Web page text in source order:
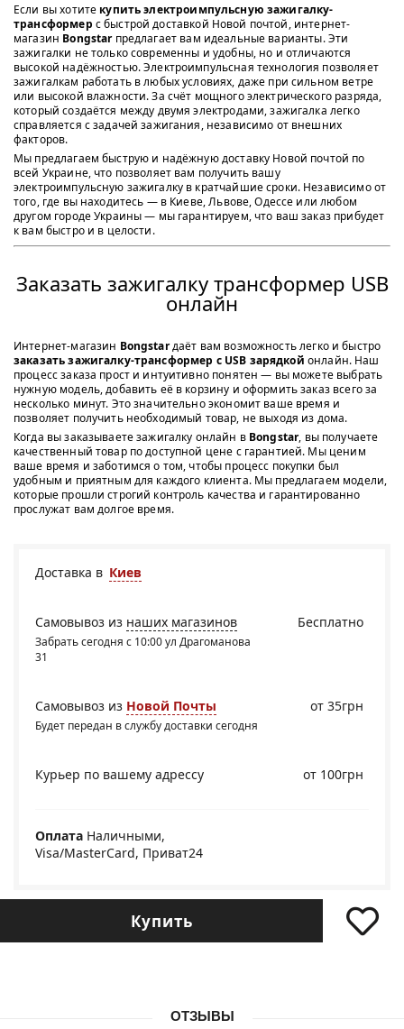
Если вы хотите купить электроимпульсную зажигалку-
трансформер с быстрой доставкой Новой почтой, интернет-
магазин Bongstarпредлагает вам идеальные варианты. Эти
зажигалки не только современны и удобны, но и отличаются
высокой надёжностью. Электроимпульсная технология позволяет
зажигалкам работать в любых условиях, даже при сильном ветре
или высокой влажности. За счёт мощного электрического разряда,
который создаётся между двумя электродами, зажигалка легко
справляется с задачей зажигания, независимо от внешних
факторов.
Мы предлагаем быструю и надёжную доставку Новой почтой по
всей Украине, что позволяет вам получить вашу
электроимпульсную зажигалку в кратчайшие сроки. Независимо от
того, где вы находитесь — в Киеве, Львове, Одессе или любом
другом городе Украины — мы гарантируем, что ваш заказ прибудет
к вам быстро и в целости.
Заказать зажигалку трансформер USB
онлайн
Интернет-магазин Bongstarдаёт вам возможность легко и быстро
заказать зажигалку-трансформер с USB зарядкой онлайн. Наш
процесс заказа прост и интуитивно понятен — вы можете выбрать
нужную модель, добавить её в корзину и оформить заказ всего за
несколько минут. Это значительно экономит ваше время и
позволяет получить необходимый товар, не выходя из дома.
Когда вы заказываете зажигалку онлайн в Bongstar, вы получаете
качественный товар по доступной цене с гарантией. Мы ценим
ваше время и заботимся о том, чтобы процесс покупки был
удобным и приятным для каждого клиента. Мы предлагаем модели,
которые прошли строгий контроль качества и гарантированно
прослужат вам долгое время.
Доставка в Киев
Бесплатно
Самовывоз из наших магазинов
Забрать сегодня с 10:00 ул Драгоманова
31
Самовывоз из Новой Почты
Будет передан в службу доставки сегодня
от 35грн
Курьер по вашему адрессу от 100грн
Оплата Наличными,
Visa/MasterCard, Приват24
Купить
ОТЗЫВЫ